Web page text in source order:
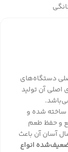
دستگاه‌های
آن تولید
ساخته شده و
و حفظ طعم
آسان آن باعث
انواع